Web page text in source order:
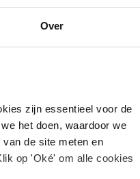
Over
zijn essentieel voor de
het doen, waardoor we
de site meten en
op 'Oké' om alle cookies